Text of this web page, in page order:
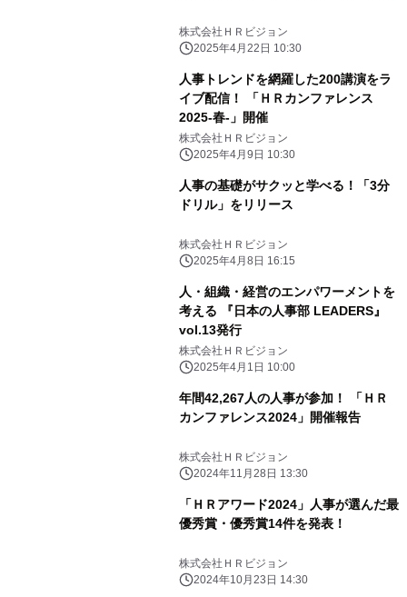
株式会社ＨＲビジョン
2025年4月22日 10:30
人事トレンドを網羅した200講演をラ
イブ配信！ 「ＨＲカンファレンス
2025-春-」開催
株式会社ＨＲビジョン
2025年4月9日 10:30
人事の基礎がサクッと学べる！「3分
ドリル」をリリース
株式会社ＨＲビジョン
2025年4月8日 16:15
人・組織・経営のエンパワーメントを
考える 『日本の人事部 LEADERS』
vol.13発行
株式会社ＨＲビジョン
2025年4月1日 10:00
年間42,267人の人事が参加！ 「ＨＲ
カンファレンス2024」開催報告
株式会社ＨＲビジョン
2024年11月28日 13:30
「ＨＲアワード2024」人事が選んだ最
優秀賞・優秀賞14件を発表！
株式会社ＨＲビジョン
2024年10月23日 14:30